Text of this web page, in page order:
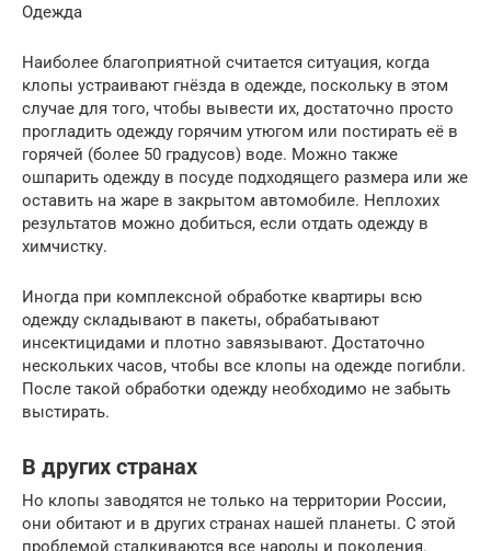
Одежда
Наиболее благоприятной считается ситуация, когда
клопы устраивают гнёзда в одежде, поскольку в этом
случае для того, чтобы вывести их, достаточно просто
прогладить одежду горячим утюгом или постирать её в
горячей (более 50 градусов) воде. Можно также
ошпарить одежду в посуде подходящего размера или же
оставить на жаре в закрытом автомобиле. Неплохих
результатов можно добиться, если отдать одежду в
химчистку.
Иногда при комплексной обработке квартиры всю
одежду складывают в пакеты, обрабатывают
инсектицидами и плотно завязывают. Достаточно
нескольких часов, чтобы все клопы на одежде погибли.
После такой обработки одежду необходимо не забыть
выстирать.
В других странах
Но клопы заводятся не только на территории России,
они обитают и в других странах нашей планеты. С этой
проблемой сталкиваются все народы и поколения.